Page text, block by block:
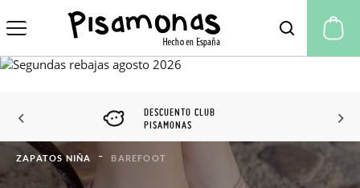
DESCUENTO CLUB
PISAMONAS
ZAPATOS NIÑA BAREFOOT